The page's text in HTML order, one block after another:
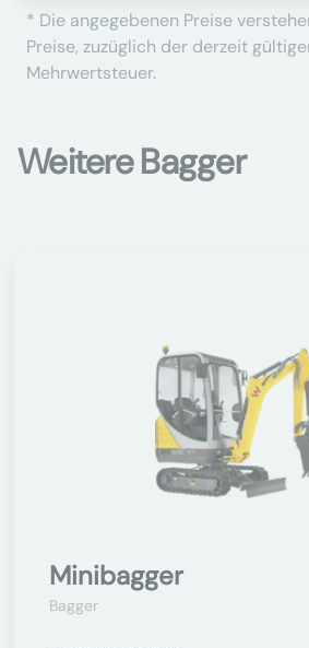
* Die angegebenen Preise
Preise, zuzüglich der derzeit
Mehrwertsteuer.
Weitere Bagger
Minibagger
Bagger